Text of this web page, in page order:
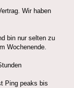
Wir haben
bin nur selten zu
Wochenende.
Ping peaks bis